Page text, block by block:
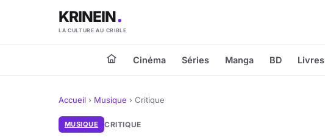
KRINEIN
LA CULTURE AU CRIBLE
Cinéma Séries Manga BD Livres
Accueil › Musique › Critique
MUSIQUE CRITIQUE